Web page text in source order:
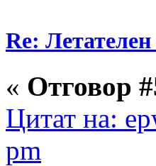
Re:
« Отговор
Цитат на:
pm